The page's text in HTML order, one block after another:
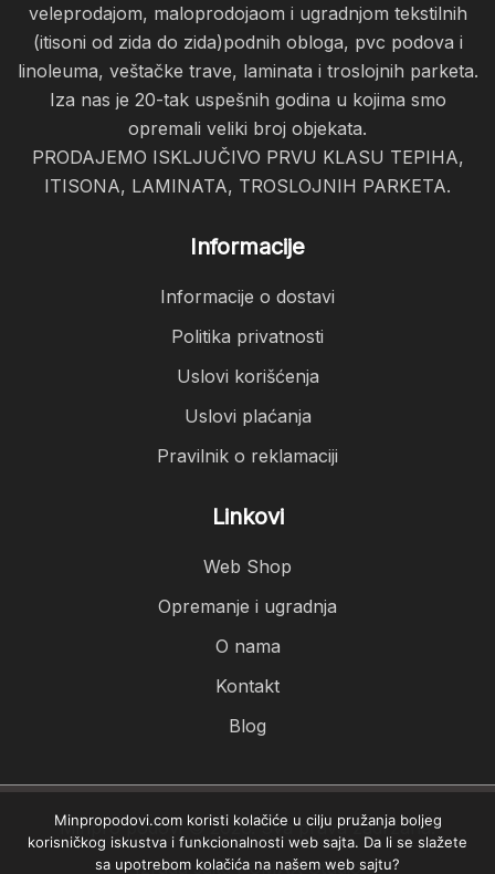
veleprodajom, maloprodojaom i ugradnjom tekstilnih
(itisoni od zida do zida)podnih obloga, pvc podova i
linoleuma, veštačke trave, laminata i troslojnih parketa.
Iza nas je 20-tak uspešnih godina u kojima smo
opremali veliki broj objekata.
PRODAJEMO ISKLJUČIVO PRVU KLASU TEPIHA,
ITISONA, LAMINATA, TROSLOJNIH PARKETA.
Informacije
Informacije o dostavi
Politika privatnosti
Uslovi korišćenja
Uslovi plaćanja
Pravilnik o reklamaciji
Linkovi
Web Shop
Opremanje i ugradnja
O nama
Kontakt
Blog
Minpro podovi © 2026. Sva prava zadržana.
Izrada sajtaPCMAX Studio
Minpropodovi.com koristi kolačiće u cilju pružanja boljeg
korisničkog iskustva i funkcionalnosti web sajta. Da li se slažete
sa upotrebom kolačića na našem web sajtu?